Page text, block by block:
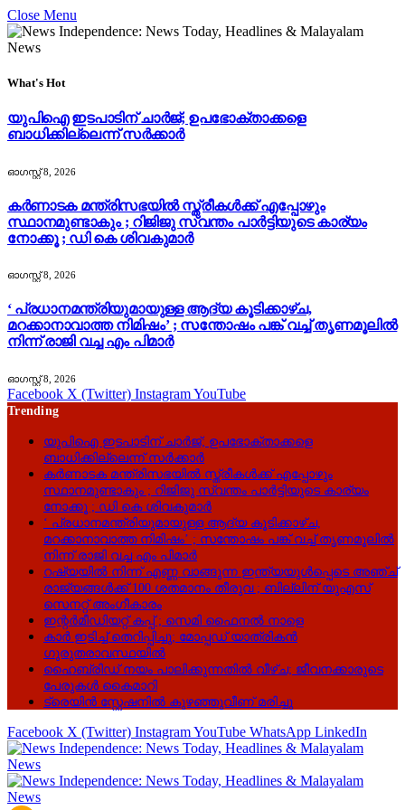
Close Menu
What's Hot
യുപിഐ ഇടപാടിന് ചാര്‍ജ്; ഉപഭോക്താക്കളെ
ബാധിക്കില്ലെന്ന് സർക്കാർ
ഓഗസ്റ്റ്‌ 8, 2026
കർണാടക മന്ത്രിസഭയിൽ സ്ത്രീകൾക്ക് എപ്പോഴും
സ്ഥാനമുണ്ടാകും ; റിജിജു സ്വന്തം പാർട്ടിയുടെ കാര്യം
നോക്കൂ ; ഡി കെ ശിവകുമാർ
ഓഗസ്റ്റ്‌ 8, 2026
‘ പ്രധാനമന്ത്രിയുമായുള്ള ആദ്യ കൂടിക്കാഴ്ച,
മറക്കാനാവാത്ത നിമിഷം’ ; സന്തോഷം പങ്ക് വച്ച് തൃണമൂലിൽ
നിന്ന് രാജി വച്ച എം പിമാർ
ഓഗസ്റ്റ്‌ 8, 2026
Facebook X (Twitter) InstagramYouTube
Trending
യുപിഐ ഇടപാടിന് ചാര്‍ജ്; ഉപഭോക്താക്കളെ
ബാധിക്കില്ലെന്ന് സർക്കാർ
കർണാടക മന്ത്രിസഭയിൽ സ്ത്രീകൾക്ക് എപ്പോഴും
സ്ഥാനമുണ്ടാകും ; റിജിജു സ്വന്തം പാർട്ടിയുടെ കാര്യം
നോക്കൂ ; ഡി കെ ശിവകുമാർ
‘ പ്രധാനമന്ത്രിയുമായുള്ള ആദ്യ കൂടിക്കാഴ്ച,
മറക്കാനാവാത്ത നിമിഷം’ ; സന്തോഷം പങ്ക് വച്ച് തൃണമൂലിൽ
നിന്ന് രാജി വച്ച എം പിമാർ
റഷ്യയിൽ നിന്ന് എണ്ണ വാങ്ങുന്ന ഇന്ത്യയുൾപ്പെടെ അഞ്ച്
രാജ്യങ്ങൾക്ക് 100 ശതമാനം തീരുവ ; ബില്ലിന് യുഎസ്
സെനറ്റ് അംഗീകാരം
ഇന്റർമീഡിയറ്റ് കപ്പ് ; സെമി ഫൈനൽ നാളെ
കാർ ഇടിച്ച് തെറിപ്പിച്ചു; മോപ്പഡ് യാത്രികൻ
ഗുരുതരാവസ്ഥയിൽ
ഹൈബ്രിഡ് നയം പാലിക്കുന്നതിൽ വീഴ്ച; ജീവനക്കാരുടെ
പേരുകൾ കൈമാറി
ട്രെയിൻ സ്റ്റേഷനിൽ കുഴഞ്ഞുവീണ് മരിച്ചു
Facebook X (Twitter) InstagramYouTube WhatsApp LinkedIn